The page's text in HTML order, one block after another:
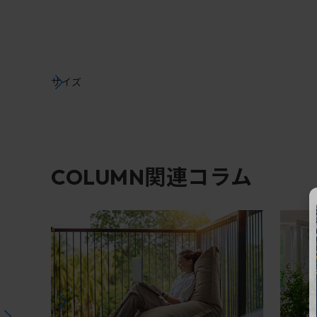
サイズ
COLUMN関連コラム